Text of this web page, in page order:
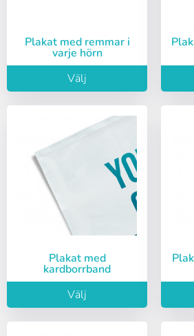
Välj
Plakat med remmar i
varje hörn
Välj
Plakat med öljetter runt
Plakat med
kardborrband
Välj